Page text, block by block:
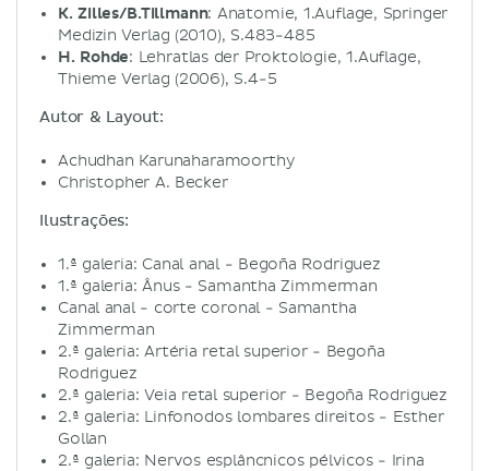
K. Zilles/B.Tillmann: Anatomie, 1.Auflage, Springer
Medizin Verlag (2010), S.483-485
H. Rohde: Lehratlas der Proktologie, 1.Auflage,
Thieme Verlag (2006), S.4-5
Autor & Layout:
Achudhan Karunaharamoorthy
Christopher A. Becker
Ilustrações:
1.ª galeria: Canal anal - Begoña Rodriguez
1.ª galeria: Ânus - Samantha Zimmerman
Canal anal - corte coronal - Samantha
Zimmerman
2.ª galeria: Artéria retal superior - Begoña
Rodriguez
2.ª galeria: Veia retal superior - Begoña Rodriguez
2.ª galeria: Linfonodos lombares direitos - Esther
Gollan
2.ª galeria: Nervos esplâncnicos pélvicos - Irina